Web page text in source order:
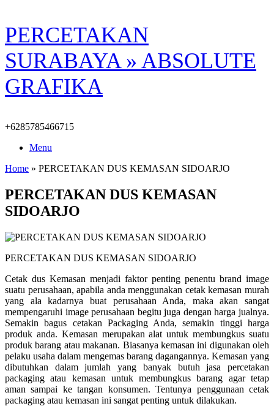
Skip
to
content
PERCETAKAN
SURABAYA » ABSOLUTE
GRAFIKA
+6285785466715
Menu
Home » PERCETAKAN DUS KEMASAN SIDOARJO
PERCETAKAN DUS KEMASAN
SIDOARJO
PERCETAKAN DUS KEMASAN SIDOARJO
Cetak dus Kemasan menjadi faktor penting penentu brand image
suatu perusahaan, apabila anda menggunakan cetak kemasan murah
yang ala kadarnya buat perusahaan Anda, maka akan sangat
mempengaruhi image perusahaan begitu juga dengan harga jualnya.
Semakin bagus cetakan Packaging Anda, semakin tinggi harga
produk anda. Kemasan merupakan alat untuk membungkus suatu
produk barang atau makanan. Biasanya kemasan ini digunakan oleh
pelaku usaha dalam mengemas barang dagangannya. Kemasan yang
dibutuhkan dalam jumlah yang banyak butuh jasa percetakan
packaging atau kemasan untuk membungkus barang agar tetap
aman sampai ke tangan konsumen. Tentunya penggunaan cetak
packaging atau kemasan ini sangat penting untuk dilakukan.